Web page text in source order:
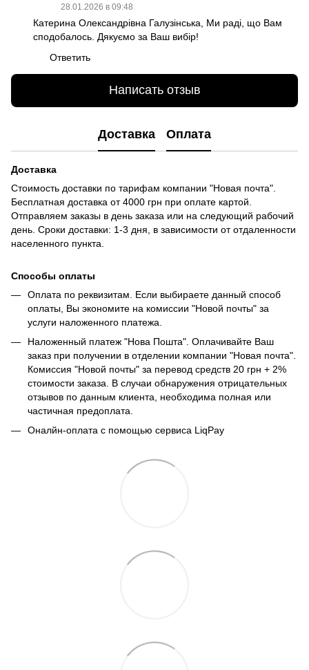
28.01.2026 в 09:48
Катерина Олександрівна Галузінська, Ми раді, що Вам
сподобалось. Дякуємо за Ваш вибір!
Ответить
Написать отзыв
Доставка Оплата
Доставка
Стоимость доставки по тарифам компании "Новая почта".
Бесплатная доставка от 4000 грн при оплате картой.
Отправляем заказы в день заказа или на следующий рабочий
день. Сроки доставки: 1-3 дня, в зависимости от отдаленности
населенного пункта.
Способы оплаты
Оплата по реквизитам. Если выбираете данный способ
оплаты, Вы экономите на комиссии "Новой почты" за
услуги наложенного платежа.
Наложенный платеж "Нова Пошта". Оплачивайте Ваш
заказ при получении в отделении компании "Новая почта".
Комиссия "Новой почты" за перевод средств 20 грн + 2%
стоимости заказа. В случаи обнаружения отрицательных
отзывов по данным клиента, необходима полная или
частичная предоплата.
Оналйн-оплата с помощью сервиса LiqPay